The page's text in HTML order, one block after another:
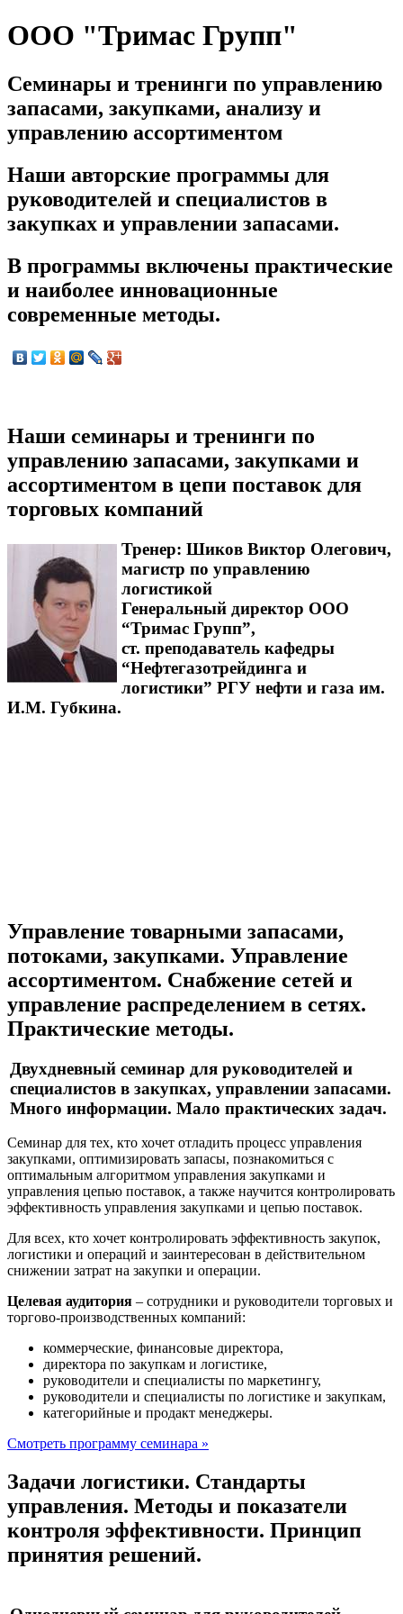
ООО "Тримас Групп"
Семинары и тренинги по управлению
запасами, закупками, анализу и
управлению ассортиментом
Наши авторские программы для
руководителей и специалистов в
закупках и управлении запасами.
В программы включены практические
и наиболее инновационные
современные методы.
Наши семинары и тренинги по
управлению запасами, закупками и
ассортиментом в цепи поставок для
торговых компаний
Тренер: Шиков Виктор Олегович,
магистр по управлению
логистикой
Генеральный директор ООО
“Тримас Групп”,
ст. преподаватель кафедры
“Нефтегазотрейдинга и
логистики” РГУ нефти и газа им.
И.М. Губкина.
Управление товарными запасами,
потоками, закупками. Управление
ассортиментом. Снабжение сетей и
управление распределением в сетях.
Практические методы.
Двухдневный семинар для руководителей и
специалистов в закупках, управлении запасами.
Много информации. Мало практических задач.
Семинар для тех, кто хочет отладить процесс управления
закупками, оптимизировать запасы, познакомиться с
оптимальным алгоритмом управления закупками и
управления цепью поставок, а также научится контролировать
эффективность управления закупками и цепью поставок.
Для всех, кто хочет контролировать эффективность закупок,
логистики и операций и заинтересован в действительном
снижении затрат на закупки и операции.
Целевая аудитория – сотрудники и руководители торговых и
торгово-производственных компаний:
коммерческие, финансовые директора,
директора по закупкам и логистике,
руководители и специалисты по маркетингу,
руководители и специалисты по логистике и закупкам,
категорийные и продакт менеджеры.
Смотреть программу семинара »
Задачи логистики. Стандарты
управления. Методы и показатели
контроля эффективности. Принцип
принятия решений.